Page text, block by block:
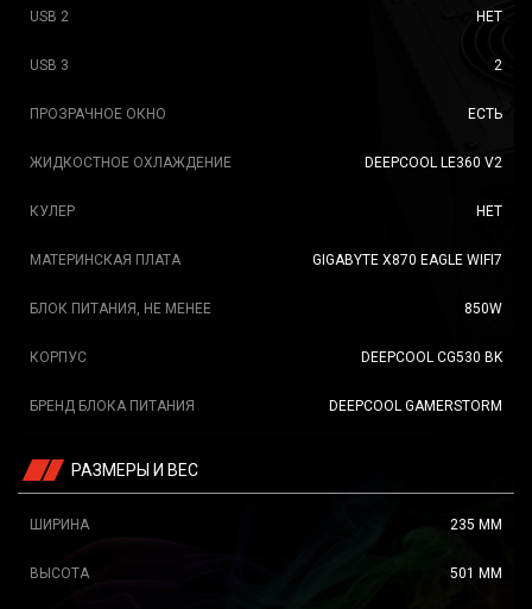
USB 2 НЕТ
USB 3 2
ПРОЗРАЧНОЕ ОКНО ЕСТЬ
ЖИДКОСТНОЕ ОХЛАЖДЕНИЕ DEEPCOOL LE360 V2
КУЛЕР НЕТ
МАТЕРИНСКАЯ ПЛАТА GIGABYTE X870 EAGLE WIFI7
БЛОК ПИТАНИЯ, НЕ МЕНЕЕ 850W
КОРПУС DEEPCOOL CG530 BK
БРЕНД БЛОКА ПИТАНИЯ DEEPCOOL GAMERSTORM
РАЗМЕРЫ И ВЕС
ШИРИНА 235 ММ
ВЫСОТА 501 ММ